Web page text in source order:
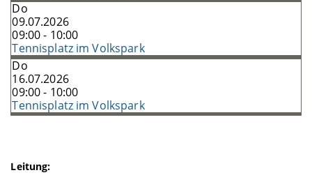
Do
09.07.2026
09:00 - 10:00
Tennisplatz im Volkspark
Do
16.07.2026
09:00 - 10:00
Tennisplatz im Volkspark
Leitung: